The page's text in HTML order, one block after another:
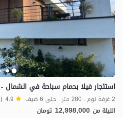
استئجار فيلا بحمام سباحة في الشمال - Chalous
2 غرفة نوم . 280 متر . حتى 6 ضيف 4.9 (238 تعليق)
الليلة من 12,998,000 تومان